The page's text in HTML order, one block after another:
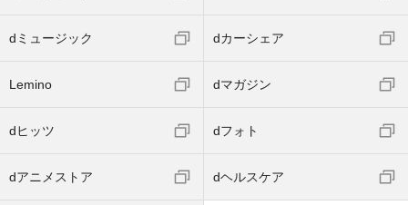
dミュージック dカーシェア
Lemino dマガジン
dヒッツ dフォト
dアニメストア dヘルスケア